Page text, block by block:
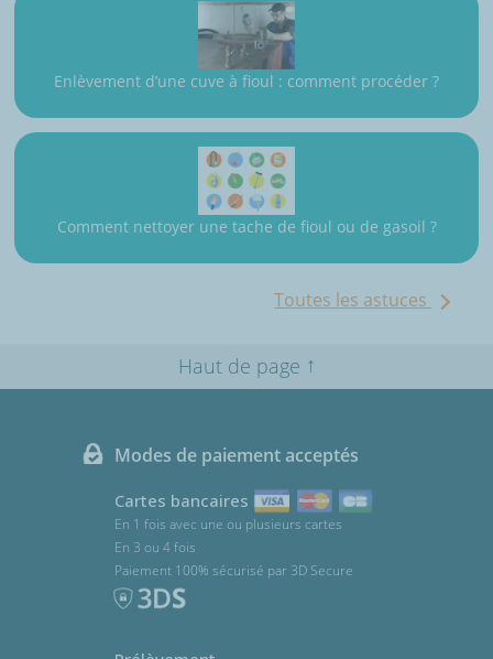
Enlèvement d’une cuve à fioul : comment procéder ?
Comment nettoyer une tache de fioul ou de gasoil ?
Toutes les astuces
Haut de page ↑
Modes de paiement acceptés
Cartes bancaires
En 1 fois avec une ou plusieurs cartes
En 3 ou 4 fois
Paiement 100% sécurisé par 3D Secure